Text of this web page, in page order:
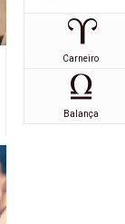
Carneiro
Balança